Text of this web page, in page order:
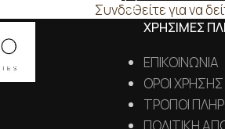
Συνδεθείτε για να
ΧΡΗΣΙΜΕΣ
ΕΠΙΚΟΙΝΩΝΙΑ
ΟΡΟΙ ΧΡΗΣΗΣ
ΤΡΟΠΟΙ